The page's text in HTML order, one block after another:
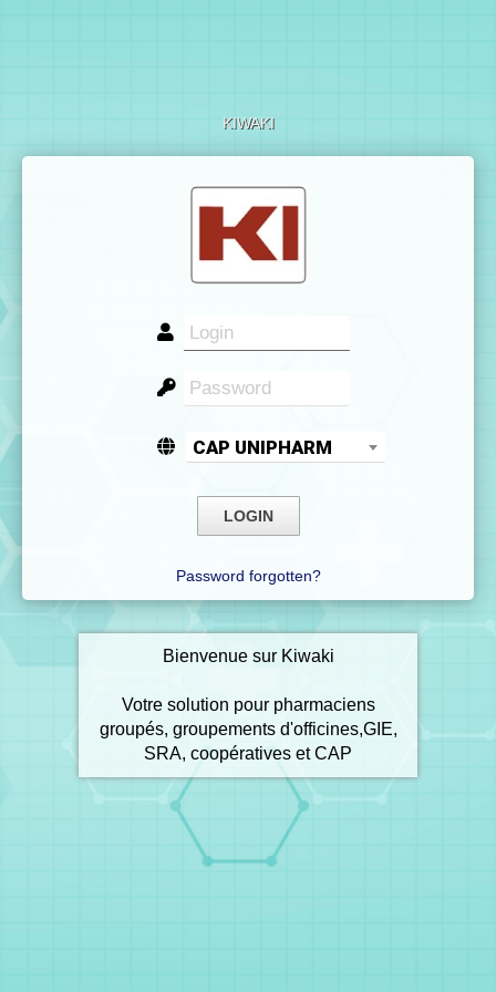
KIWAKI
CAP UNIPHARM
Password forgotten?
Bienvenue sur Kiwaki
Votre solution pour pharmaciens
groupés, groupements d'officines,GIE,
SRA, coopératives et CAP